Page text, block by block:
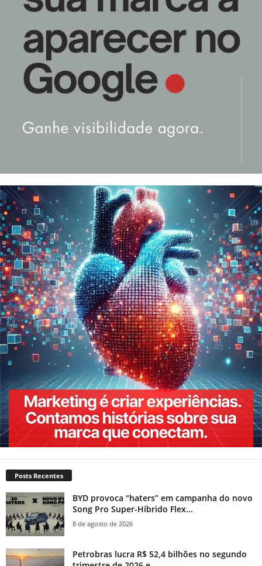
Posts Recentes
BYD provoca “haters” em campanha do novo
Song Pro Super-Híbrido Flex...
8 de agosto de 2026
Petrobras lucra R$ 52,4 bilhões no segundo